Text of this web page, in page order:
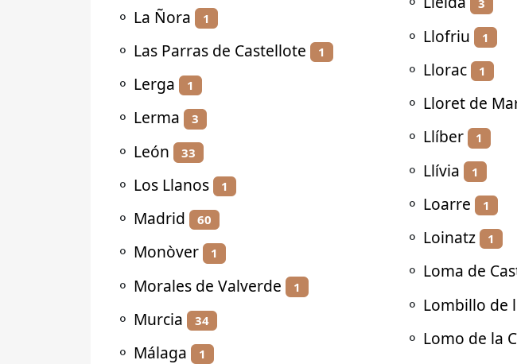
⚬ La Ñora 1
⚬ Las Parras de Castellote 1
⚬ Lerga 1
⚬ Lerma 3
⚬ León 33
⚬ Los Llanos 1
⚬ Madrid 60
⚬ Monòver 1
⚬ Morales de Valverde 1
⚬ Murcia 34
⚬ Málaga 1
3
⚬ Llofriu 1
⚬ Llorac 1
⚬ Lloret de
⚬ Llíber 1
⚬ Llívia 1
⚬ Loarre 1
⚬ Loinatz 1
⚬ Loma de
⚬ Lombillo de
⚬ Lomo de la